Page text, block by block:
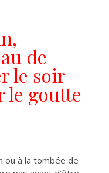
de
le soir
goutte
ou à la tombée de